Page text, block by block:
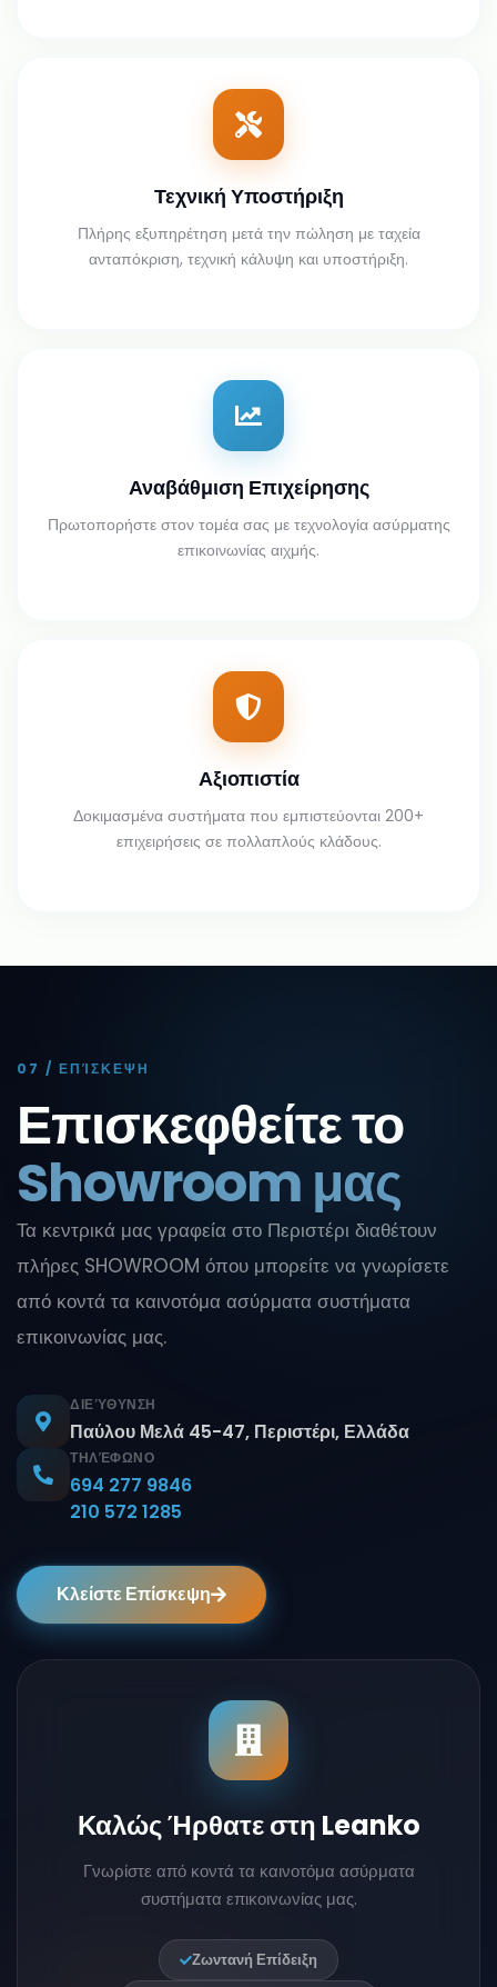
Τεχνική Υποστήριξη
Πλήρης εξυπηρέτηση μετά την πώληση με ταχεία
ανταπόκριση, τεχνική κάλυψη και υποστήριξη.
Αναβάθμιση Επιχείρησης
Πρωτοπορήστε στον τομέα σας με τεχνολογία ασύρματης
επικοινωνίας αιχμής.
Αξιοπιστία
Δοκιμασμένα συστήματα που εμπιστεύονται 200+
επιχειρήσεις σε πολλαπλούς κλάδους.
07 / ΕΠΊΣΚΕΨΗ
Επισκεφθείτε το
Showroom μας
Τα κεντρικά μας γραφεία στο Περιστέρι διαθέτουν
πλήρες SHOWROOM όπου μπορείτε να γνωρίσετε
από κοντά τα καινοτόμα ασύρματα συστήματα
επικοινωνίας μας.
ΔΙΕΎΘΥΝΣΗ
Παύλου Μελά 45-47, Περιστέρι, Ελλάδα
ΤΗΛΈΦΩΝΟ
694 277 9846
210 572 1285
Κλείστε Επίσκεψη
Καλώς Ήρθατε στη Leanko
Γνωρίστε από κοντά τα καινοτόμα ασύρματα
συστήματα επικοινωνίας μας.
Ζωντανή Επίδειξη